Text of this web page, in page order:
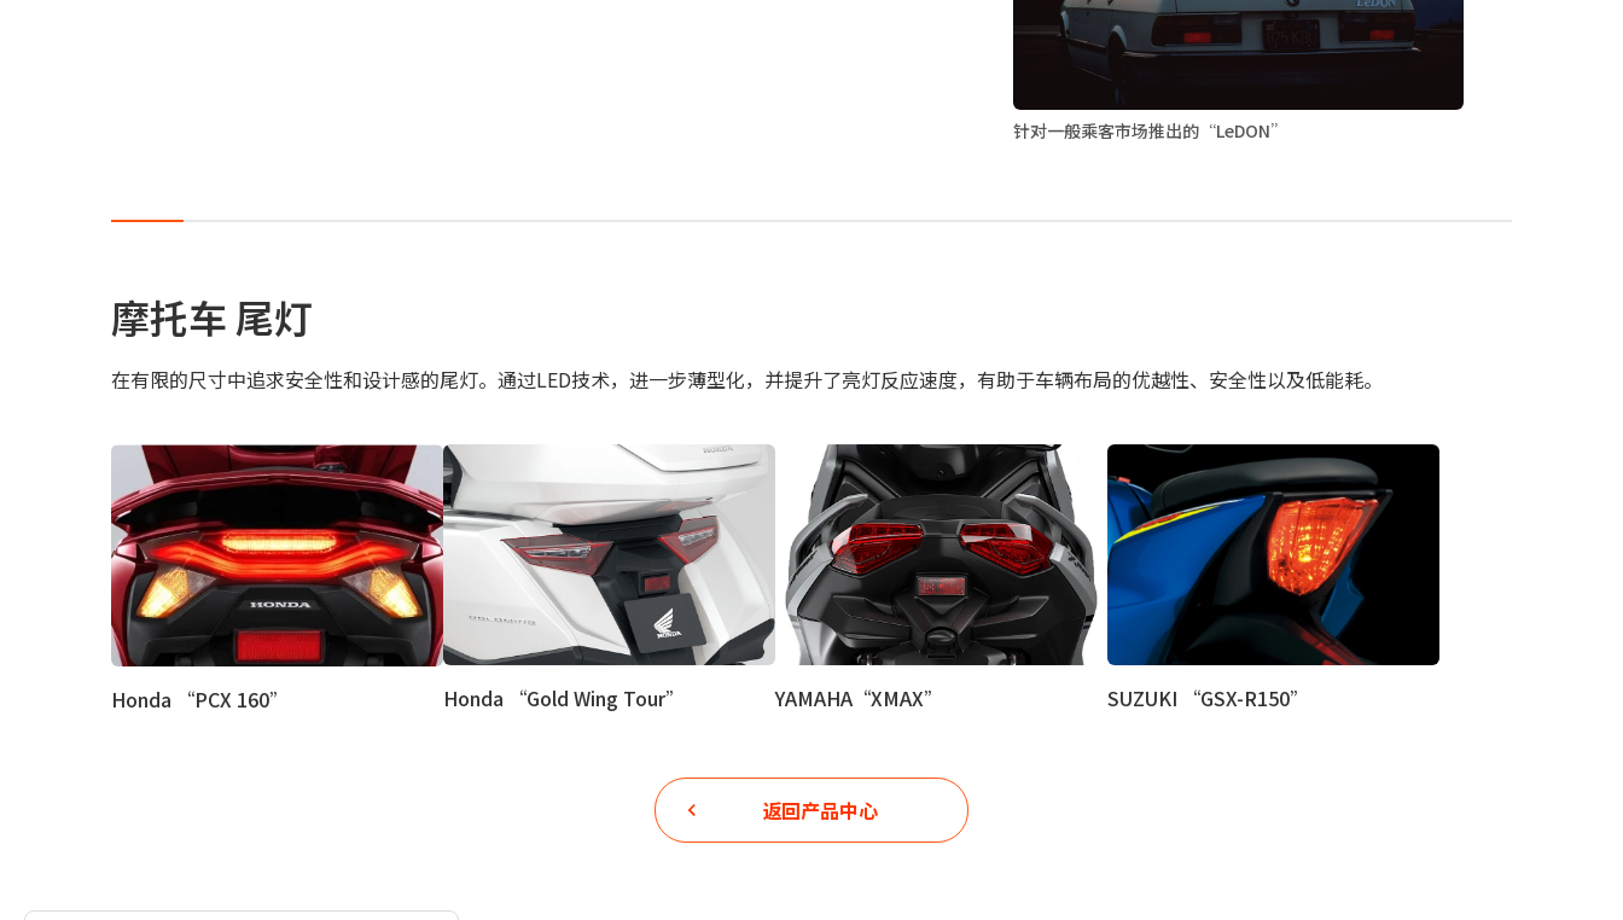
针对一般乘客市场推出的“LeDON”
摩托车 尾灯
在有限的尺寸中追求安全性和设计感的尾灯。通过LED技术，进一步薄型化，并提升了亮灯反应速度，有助于车辆布局的优越性、安全性以及低能耗。
Honda “PCX 160” Honda “Gold Wing Tour” YAMAHA“XMAX” SUZUKI “GSX-R150”
返回产品中心